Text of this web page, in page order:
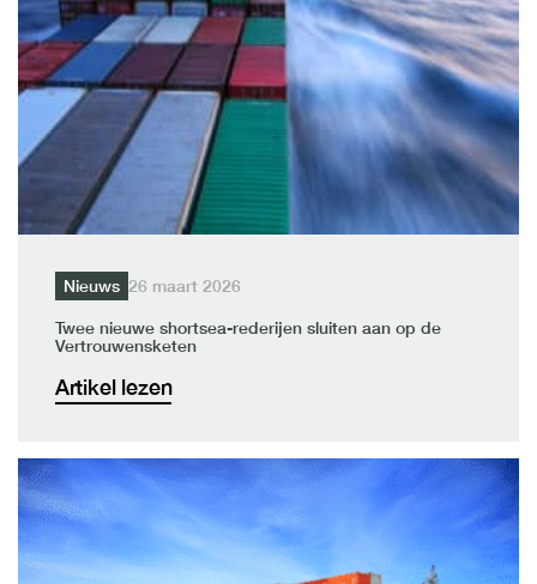
Nieuws 26 maart 2026
Twee nieuwe shortsea-rederijen sluiten aan op de
Vertrouwensketen
Artikel lezen